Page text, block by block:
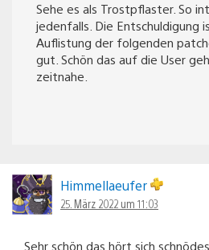
Sehe es als Trostpflaster. So
jedenfalls. Die Entschuldigung
Auflistung der folgenden
gut. Schön das auf die User
zeitnahe.
Himmellaeufer
25. März 2022 um 11:03
Sehr schön das hört sich schnödes